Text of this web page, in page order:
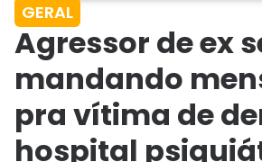
GERAL
Agressor de ex
mandando
pra vítima de
hospital